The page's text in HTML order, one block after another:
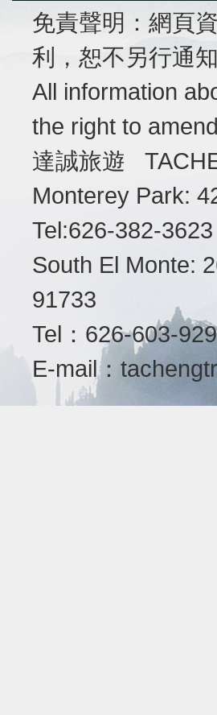
免責聲明：網頁
利，恕不另行通知
All information
the right to
達誠旅遊
Monterey Park:
Tel:626-382-3623
South El Monte:
91733
Tel：626-603-
E-mail：